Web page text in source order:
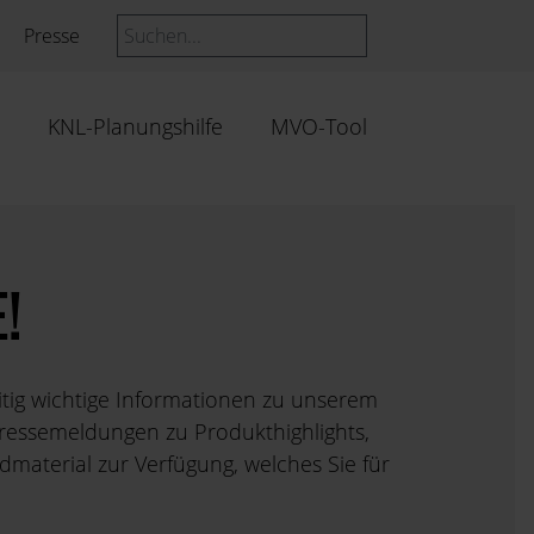
Presse
KNL-Planungshilfe MVO-Tool
wichtige Informationen zu unserem
zu Produkthighlights,
zur Verfügung, welches Sie für